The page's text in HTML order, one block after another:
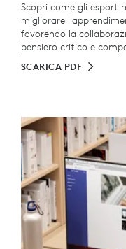
Scopri come gli esport
migliorare
favorendo la
pensiero critico e
SCARICA PDF